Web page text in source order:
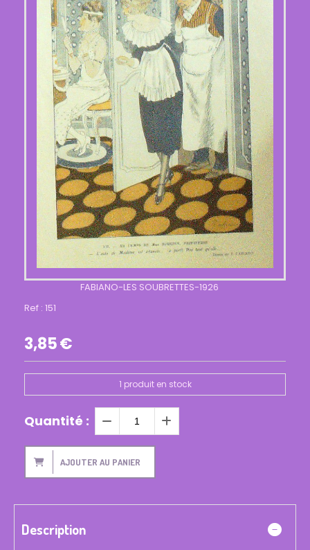
FABIANO-LES SOUBRETTES-1926
Ref : 151
3,85€
1 produit en stock
Quantité :
AJOUTER AU PANIER
Description